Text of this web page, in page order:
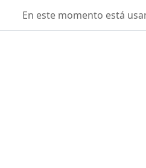
fisicaconyirsen
En este momento está